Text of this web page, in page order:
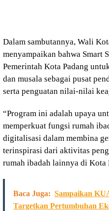
Dalam sambutannya, Wali
menyampaikan bahwa Smart
Pemerintah Kota Padang
dan musala sebagai pusat
serta penguatan nilai-nilai
“Program ini adalah upaya
memperkuat fungsi rumah
digitalisasi dalam membina
terinspirasi dari aktivitas
rumah ibadah lainnya di Kota
Baca Juga: Sampaikan
Targetkan Pertumbuhan